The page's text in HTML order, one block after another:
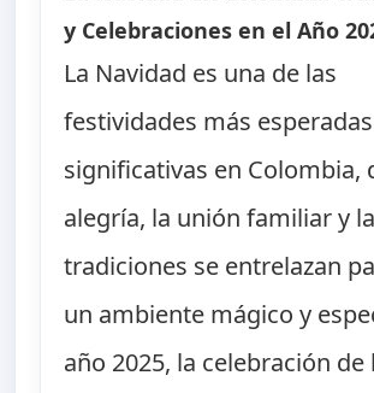
y Celebraciones en el Año
La Navidad es una de las
festividades más
significativas en Colombia,
alegría, la unión familiar y
tradiciones se entrelazan
un ambiente mágico y
año 2025, la celebración de